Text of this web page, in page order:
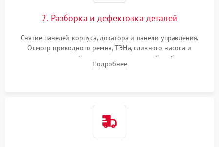
2. Разборка и дефектовка деталей
Снятие панелей корпуса, дозатора и панели управления.
Осмотр приводного ремня, ТЭНа, сливного насоса и
амортизаторов. Проверка подшипников барабана и
крестовины на износ, а манжеты люка на разрывы.
Подробнее